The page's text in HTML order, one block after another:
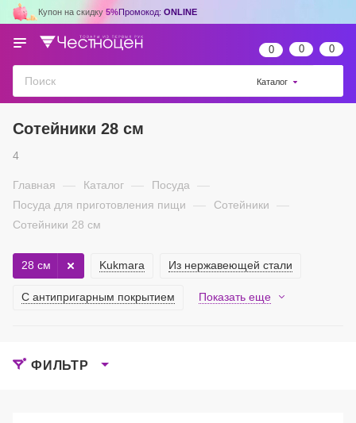
Купон на скидку 5%Промокод: ONLINE
0 0 0
Каталог
Сотейники 28 см
4
Главная — Каталог — Посуда —
Посуда для приготовления пищи — Сотейники —
Сотейники 28 см
Kukmara Из нержавеющей стали
С антипригарным покрытием
28 см
Показать еще
ФИЛЬТР